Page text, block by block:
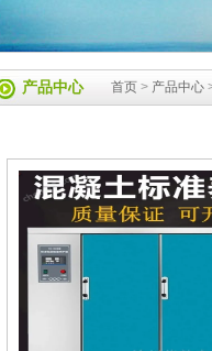
产品中心 首页 > 产品中心